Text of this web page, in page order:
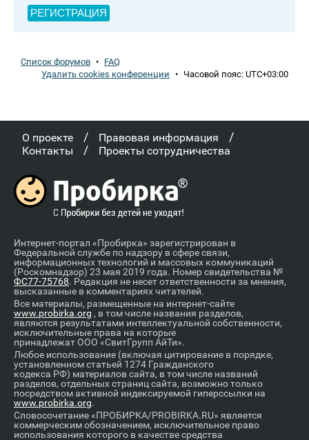
РЕГИСТРАЦИЯ
Список форумов • FAQ
Удалить cookies конференции • Часовой пояс: UTC+03:00
О проекте / Правовая информация /
Контакты / Проекты сотрудничества
Интернет-портал «Пробирка» зарегистрирован в
Федеральной службе по надзору в сфере связи,
информационных технологий и массовых коммуникаций
(Роскомнадзор) 23 мая 2019 года. Номер свидетельства №
ФС77-75768. Редакция не несет ответственности за мнения,
высказанные в комментариях читателей.
Все материалы, размещенные на интернет-сайте
www.probirka.org , в том числе названия разделов,
являются результатами интеллектуальной собственности,
исключительные права на которые
принадлежат ООО «СвитГрупп АйТи».
Любое использование (включая цитирование в порядке,
установленном статьей 1274 Гражданского
кодекса РФ) материалов сайта, в том числе названий
разделов, отдельных страниц сайта, возможно только
посредством активной индексируемой гиперссылки на
www.probirka.org.
Словосочетание «ПРОБИРКА/PROBIRKA.RU» является
коммерческим обозначением, исключительное право
использования которого в качестве средства